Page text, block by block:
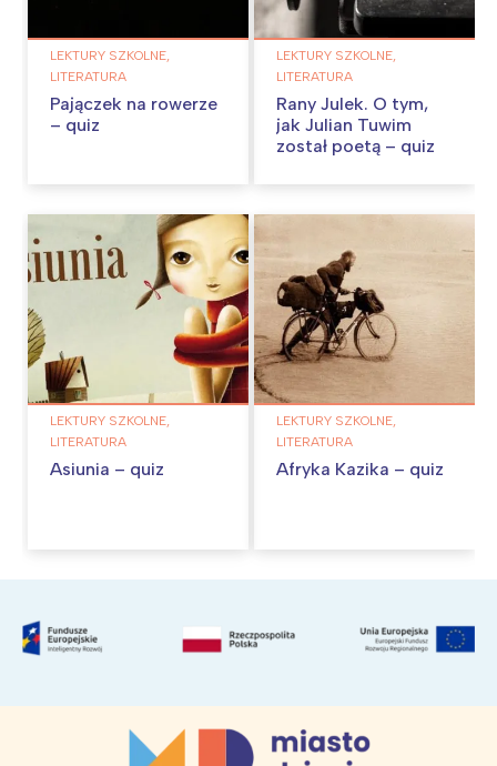
LEKTURY SZKOLNE,
LITERATURA
Pajączek na rowerze
– quiz
LEKTURY SZKOLNE,
LITERATURA
Rany Julek. O tym,
jak Julian Tuwim
został poetą – quiz
LEKTURY SZKOLNE,
LITERATURA
Asiunia – quiz
LEKTURY SZKOLNE,
LITERATURA
Afryka Kazika – quiz